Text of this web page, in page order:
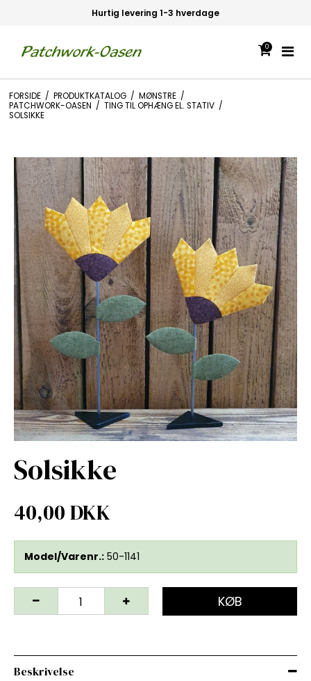
Hurtig levering 1-3 hverdage
0
FORSIDE / PRODUKTKATALOG / MØNSTRE /
PATCHWORK-OASEN / TING TIL OPHÆNG EL. STATIV /
SOLSIKKE
Solsikke
40,00 DKK
Model/Varenr.: 50-1141
KØB
Beskrivelse